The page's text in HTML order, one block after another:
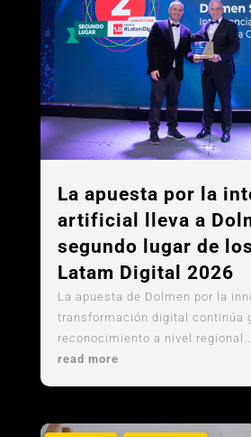
La apuesta por la
artificial lleva a
segundo lugar de
Latam Digital 2026
La apuesta de Dolmen por la
transformación digital continúa
reconocimiento a nivel regional....
read more